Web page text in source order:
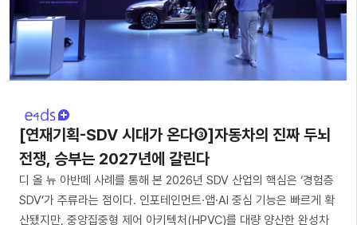
[연재기획-SDV 시대가 온다③]자동차의 진짜 두뇌
전쟁, 승부는 2027년에 갈린다
디 올 뉴 아반떼 사례를 통해 본 2026년 SDV 산업의 핵심은 ‘경험층
SDV’가 주류라는 점이다. 인포테인먼트·앱·AI 중심 기능은 빠르게 확
산됐지만, 중앙집중형 제어 아키텍처(HPVC)를 대량 양산한 완성차